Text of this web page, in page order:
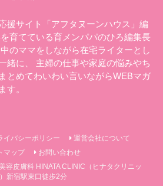
援サイト「アフタヌーンハウス」編
育てている育メンパパのひろ編集長
のママをしながら在宅ライターとし
緒に、 主婦の仕事や家庭の悩みやち
とめてわいわい言いながらWEBマガ
す。
イバシーポリシー
運営会社について
マップ
お問い合わせ
容皮膚科 HINATA CLINIC（ヒナタクリニッ
新宿駅東口徒歩2分